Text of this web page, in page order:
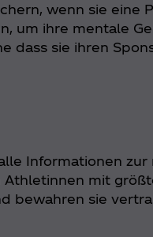
wenn sie eine
um ihre mentale
dass sie ihren
Informationen zur
Athletinnen mit
bewahren sie